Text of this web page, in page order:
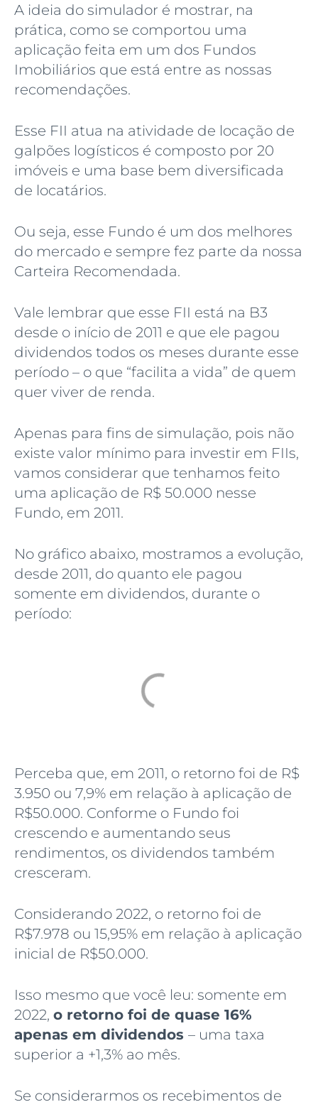
A ideia do simulador é mostrar, na
prática, como se comportou uma
aplicação feita em um dos Fundos
Imobiliários que está entre as nossas
recomendações.
Esse FII atua na atividade de locação de
galpões logísticos é composto por 20
imóveis e uma base bem diversificada
de locatários.
Ou seja, esse Fundo é um dos melhores
do mercado e sempre fez parte da nossa
Carteira Recomendada.
Vale lembrar que esse FII está na B3
desde o início de 2011 e que ele pagou
dividendos todos os meses durante esse
período – o que “facilita a vida” de quem
quer viver de renda.
Apenas para fins de simulação, pois não
existe valor mínimo para investir em FIIs,
vamos considerar que tenhamos feito
uma aplicação de R$ 50.000 nesse
Fundo, em 2011.
No gráfico abaixo, mostramos a evolução,
desde 2011, do quanto ele pagou
somente em dividendos, durante o
período:
Perceba que, em 2011, o retorno foi de R$
3.950 ou 7,9% em relação à aplicação de
R$50.000. Conforme o Fundo foi
crescendo e aumentando seus
rendimentos, os dividendos também
cresceram.
Considerando 2022, o retorno foi de
R$7.978 ou 15,95% em relação à aplicação
inicial de R$50.000.
Isso mesmo que você leu: somente em
2022, o retorno foi de quase 16%
apenas em dividendos – uma taxa
superior a +1,3% ao mês.
Se considerarmos os recebimentos de